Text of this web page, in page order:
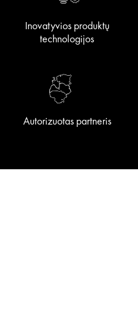
Inovatyvios produktų
technologijos
Autorizuotas partneris